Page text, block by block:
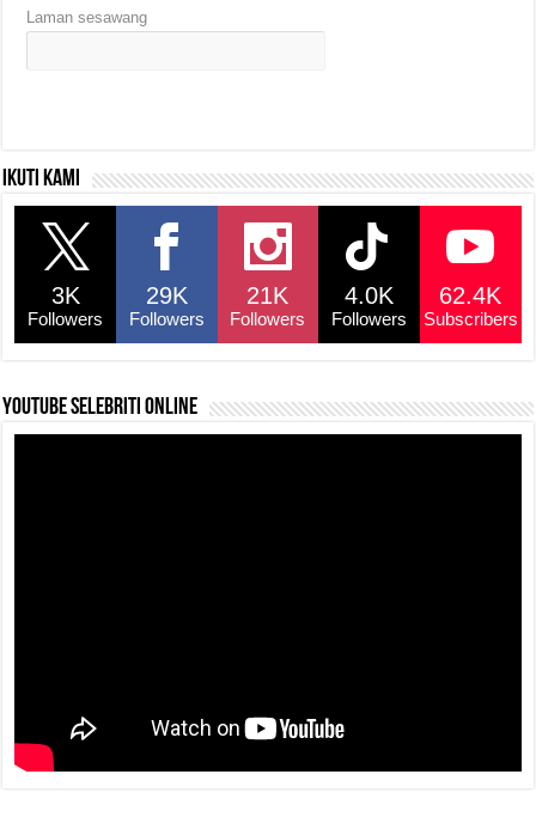
Laman sesawang
Ikuti kami
3K
Followers
29K
Followers
21K
Followers
4.0K
Followers
62.4K
Subscribers
YouTube selebriti online